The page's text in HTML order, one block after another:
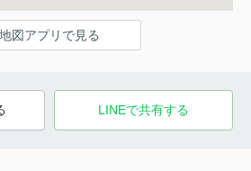
地図アプリで見る
LINEで共有する